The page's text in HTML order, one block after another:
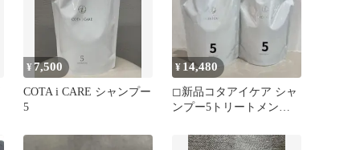
¥ 7,500
COTA i CARE シャンプー
5
¥ 14,480
◻︎新品コタアイケア シャ
ンプー5トリートメント5